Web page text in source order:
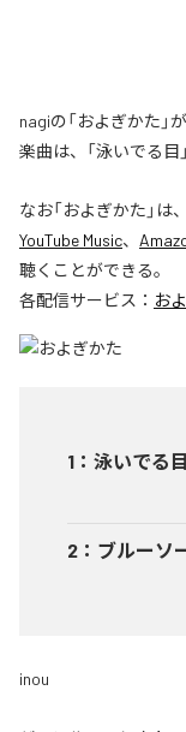
nagiの「およぎかた
楽曲は、「泳いでる目
なお「およぎかた 」は、
YouTube Music、
聴くことができる。
各配信サービス： お
1 ： 泳いでる目
2 ： ブルーソ
inou